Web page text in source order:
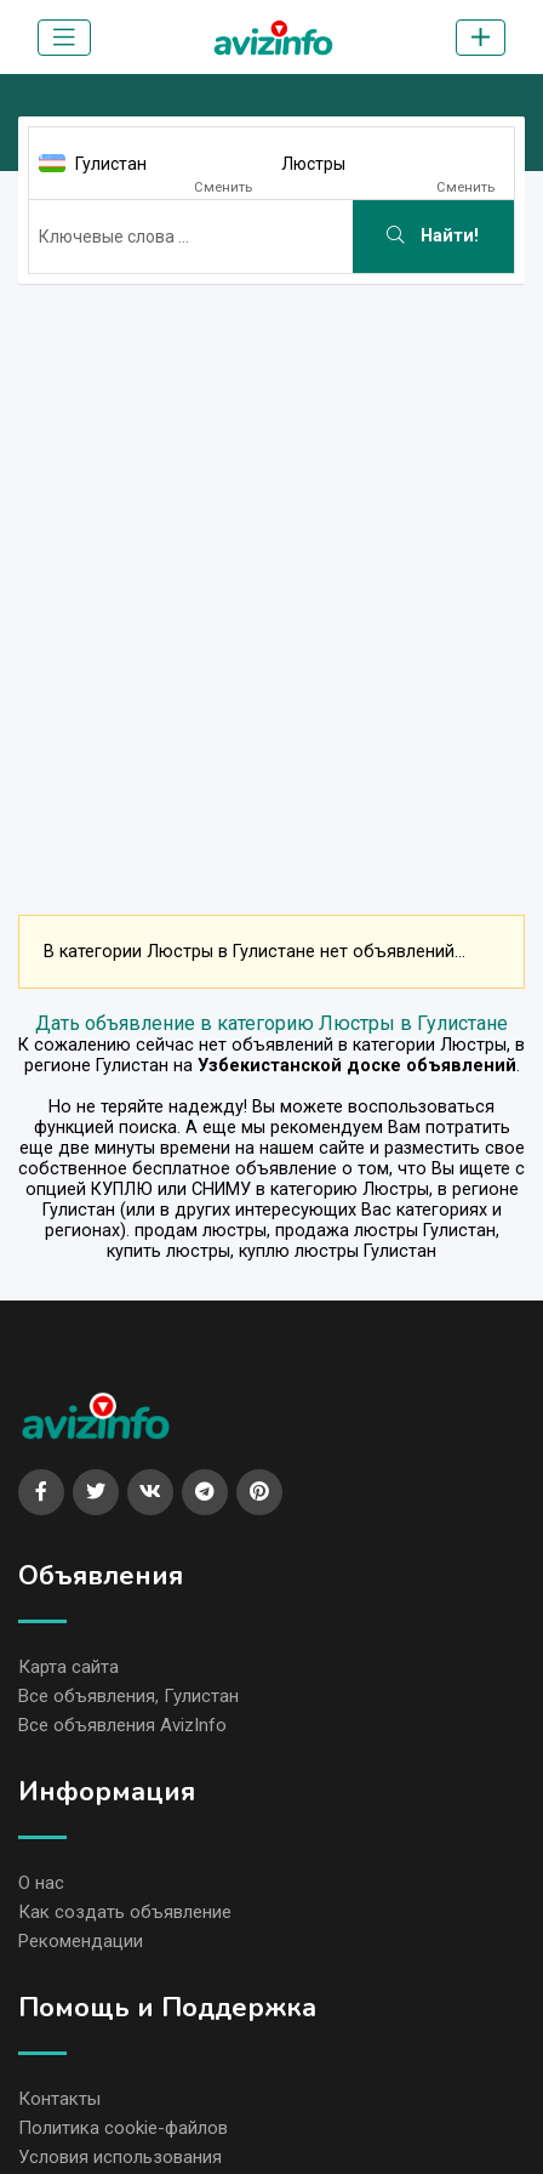
Гулистан
Сменить
Люстры
Сменить
Найти!
В категории Люстры в Гулистане нет объявлений...
Дать объявление в категорию Люстры в Гулистане
К сожалению сейчас нет объявлений в категории Люстры, в
регионе Гулистан на Узбекистанской доске объявлений.
Но не теряйте надежду! Вы можете воспользоваться
функцией поиска. А еще мы рекомендуем Вам потратить
еще две минуты времени на нашем сайте и разместить свое
собственное бесплатное объявление о том, что Вы ищете с
опцией КУПЛЮ или СНИМУв категорию Люстры, в регионе
Гулистан (или в других интересующих Вас категориях и
регионах). продам люстры, продажа люстры Гулистан,
купить люстры, куплю люстры Гулистан
Объявления
Карта сайта
Все объявления, Гулистан
Все объявления AvizInfo
Информация
О нас
Как создать объявление
Рекомендации
Помощь и Поддержка
Контакты
Политика cookie-файлов
Условия использования